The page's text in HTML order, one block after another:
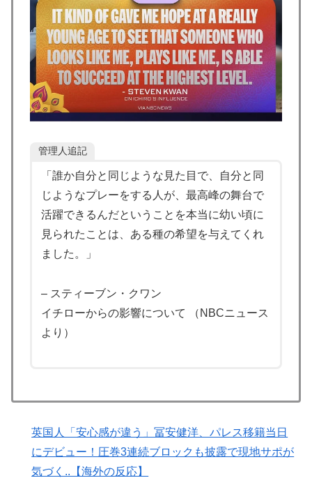
ミームとしての任天堂やポケモン使用に対して警告 →
「若者票を集めたいんだろうな」「任天堂の法務部隊が
出てくるぞ」
【海外の反応】アルゼンチン協会、FIFA会長に確固たる
支持を表明「隠す気もないんだなｗ」
▶ 海外「2002年も審判を買収したのか！」韓国サッカー
の反応】
海外「日本が正しい！」優しい日本人に甘える外国人に
海外が大騒ぎ
韓国人「韓国サッカー協会、外国人審判に“性接待”報
道・・・」→「2002年の審判買収が事実だったの
さえ可愛くなってしまうと世界が騒然
外国人「アジア杯で優勝するんだ」日本代表、W杯ポッ
ト1入りに現実味!?2030大会で出場枠「64」なら追い風
ち歩きな小咄 ～学習の仕方を学習しよう～
▶
韓国人「本当にこれだけは日本がうらやましいと感じる
ものがこちら・・・」
▶
韓国人「“韓国サッカー”性接待の試合結果をご覧くださ
管理人追記
「誰か自分と同じような見た目で、自分と同
じようなプレーをする人が、最高峰の舞台で
活躍できるんだということを本当に幼い頃に
見られたことは、ある種の希望を与えてくれ
ました。」
– スティーブン・クワン
イチローからの影響について （NBCニュース
より）
英国人「安心感が違う」冨安健洋、パレス移籍当日
にデビュー！圧巻3連続ブロックも披露で現地サポが
気づく..【海外の反応】